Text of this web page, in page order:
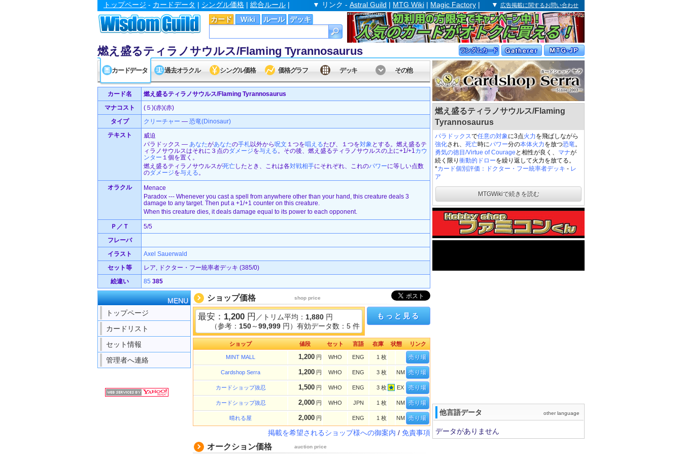
カード Wiki ルール デッキ
トップページ - カードデータ | シングル価格 | 総合ルール | ▼ リンク - Astral Guild | MTG Wiki | Magic Factory | ▼ 広告掲載に関するお問い合わせ
燃え盛るティラノサウルス/Flaming Tyrannosaurus
燃え盛るティラノサウルス/Flaming
Tyrannosaurus
パラドックスで任意の対象に3点火力を飛ばしながら
強化され、 死亡時にパワー分の本体火力を放つ恐竜。
勇気の徳目/Virtue of Courage と相性が良く、 マナが
続く限り 衝動的ドローを繰り返して火力を放てる。
*カード個別評価：ドクター・フー統率者デッキ - レ
ア
MTGWikiで続きを読む
他言語データ other language
データがありません
カードデータ 過去オラクル シングル価格 価格グラフ デッキ その他
カード名
燃え盛るティラノサウルス/Flaming Tyrannosaurus
マナコスト
(５)(赤)(赤)
タイプ
クリーチャー — 恐竜(Dinosaur)
テキスト
威迫
パラドックス ― あなたがあなたの手札以外から呪文 １つを唱えるたび、１つを対象 とする。燃え盛るテ
ィラノサウルスはそれに３点のダメージを与える。その後、燃え盛るティラノサウルスの上に+1/+1カウ
ンター １個を置く。
燃え盛るティラノサウルスが死亡したとき、これは各対戦相手にそれぞれ、これのパワーに等しい点数
のダメージを与える。
オラクル
Menace
Paradox --- Whenever you cast a spell from anywhere other than your hand, this creature deals 3
damage to any target. Then put a +1/+1 counter on this creature.
When this creature dies, it deals damage equal to its power to each opponent.
Ｐ／Ｔ
5/5
フレーバ
イラスト
Axel Sauerwald
セット等
レア, ドクター・フー統率者デッキ (385/0)
絵違い
85 385
MENU
トップページ
カードリスト
セット情報
管理者へ連絡
ショップ価格 shop price
最安： 1,200 円 ／トリム平均： 1,880 円
（参考： 150～99,999 円）有効データ数：5 件
もっと見る
ショップ 値段 セット 言語 在庫 状態 リンク
MINT MALL 1,200 円 WHO ENG 1 枚 売り場
Cardshop Serra 1,200 円 WHO ENG 3 枚 NM 売り場
カードショップ抜忍 1,500 円 WHO ENG 3 枚 EX 売り場
カードショップ抜忍 2,000 円 WHO JPN 1 枚 NM 売り場
晴れる屋 2,000 円 ENG 1 枚 NM 売り場
掲載を希望されるショップ様への御案内 / 免責事項
オークション価格 auction price